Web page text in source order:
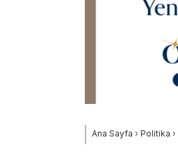
Ana Sayfa › Politika ›